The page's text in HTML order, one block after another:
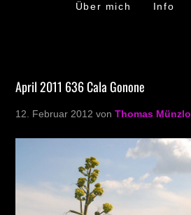
Über mich Info
April 2011 636 Cala Gonone
12. Februar 2012 vonThomas